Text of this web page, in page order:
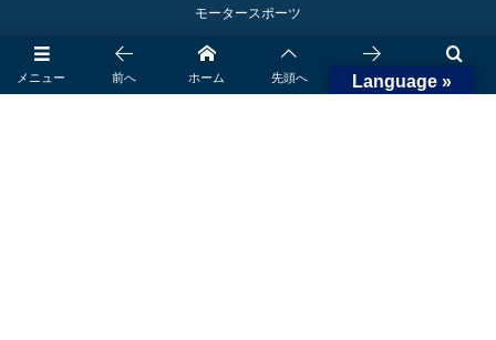
モータースポーツ
アスリート活躍情報
メニュー 検索
前へ ホーム 先頭へ 次へ
Language »